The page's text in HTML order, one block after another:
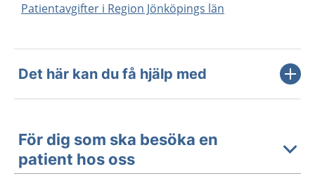
Patientavgifter i Region Jönköpings län
Det här kan du få hjälp med
För dig som ska besöka en
patient hos oss